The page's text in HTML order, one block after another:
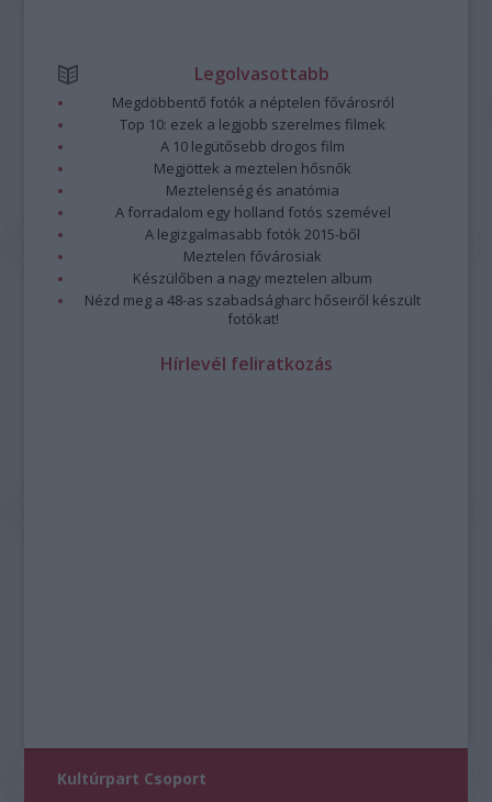
Legolvasottabb
Megdöbbentő fotók a néptelen fővárosról
Top 10: ezek a legjobb szerelmes filmek
A 10 legütősebb drogos film
Megjöttek a meztelen hősnők
Meztelenség és anatómia
A forradalom egy holland fotós szemével
A legizgalmasabb fotók 2015-ből
Meztelen fővárosiak
Készülőben a nagy meztelen album
Nézd meg a 48-as szabadságharc hőseiről készült
fotókat!
Hírlevél feliratkozás
Kultúrpart Csoport